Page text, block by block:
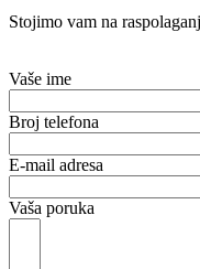
Stojimo vam na
Vaše ime
Broj telefona
E-mail adresa
Vaša poruka